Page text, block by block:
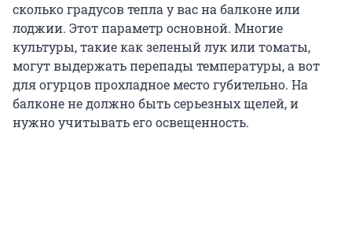
сколько градусов тепла у вас на балконе или
лоджии. Этот параметр основной. Многие
культуры, такие как зеленый лук или томаты,
могут выдержать перепады температуры, а вот
для огурцов прохладное место губительно. На
балконе не должно быть серьезных щелей, и
нужно учитывать его освещенность.